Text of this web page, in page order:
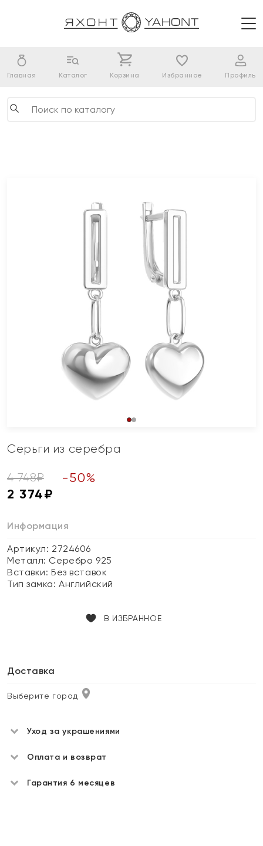
Главная Каталог Корзина Избранное Профиль
Серьги из серебра
4 748₽ -50%
2 374₽
Информация
Артикул: 2724606
Металл: Серебро 925
Вставки:Без вставок
Тип замка:Английский
В ИЗБРАННОЕ
Доставка
Выберите город
Уход за украшениями
Оплата и возврат
Гарантия 6 месяцев